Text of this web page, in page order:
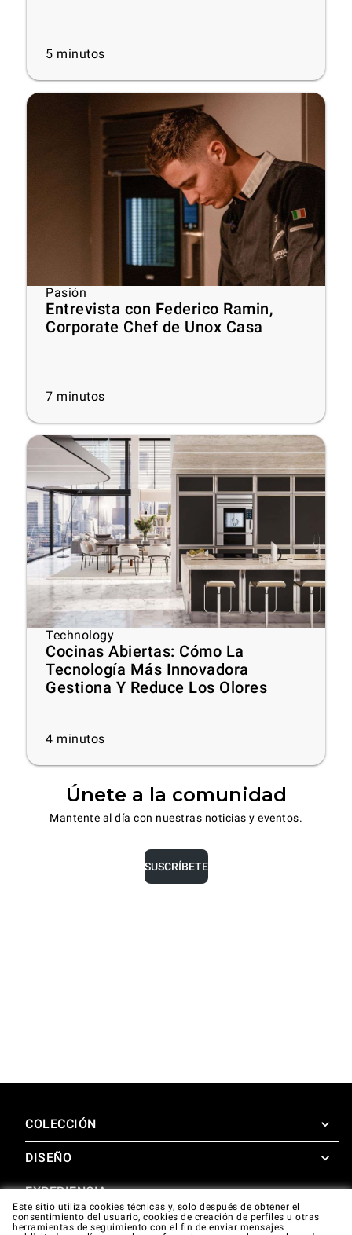
5 minutos
Pasión
Entrevista con Federico Ramin,
Corporate Chef de Unox Casa
7 minutos
Technology
Cocinas Abiertas: Cómo La
Tecnología Más Innovadora
Gestiona Y Reduce Los Olores
4 minutos
Únete a la comunidad
Mantente al día con nuestras noticias y eventos.
SUSCRÍBETE
COLECCIÓN
SuperOven
Accesorios
DISEÑO
Design Lounge
EXPERIENCIA
SuperOven Experience
APOYO
Este sitio utiliza cookies técnicas y, solo después de obtener el
consentimiento del usuario, cookies de creación de perfiles u otras
herramientas de seguimiento con el fin de enviar mensajes